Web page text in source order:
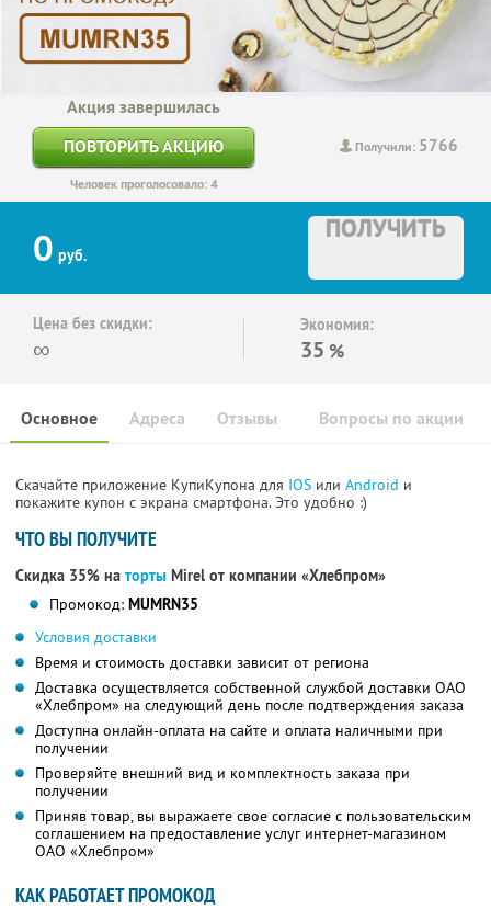
Получили: 5766
Акция завершилась
ПОВТОРИТЬ АКЦИЮ
Человек проголосовало: 4
0 руб.
ПОЛУЧИТЬ
Цена без скидки:
∞
Экономия:
35 %
Основное Отзывы Вопросы по акции
Адреса
Скачайте приложение КупиКупона для IOS или Android и
покажите купон с экрана смартфона. Это удобно :)
ЧТО ВЫ ПОЛУЧИТЕ
Скидка 35% на торты Mirel от компании «Хлебпром»
Промокод: MUMRN35
Условия доставки
Время и стоимость доставки зависит от региона
Доставка осуществляется собственной службой доставки ОАО
«Хлебпром» на следующий день после подтверждения заказа
Доступна онлайн-оплата на сайте и оплата наличными при
получении
Проверяйте внешний вид и комплектность заказа при
получении
Приняв товар, вы выражаете свое согласие с пользовательским
соглашением на предоставление услуг интернет-магазином
ОАО «Хлебпром»
КАК РАБОТАЕТ ПРОМОКОД